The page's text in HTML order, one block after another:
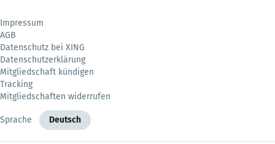
Impressum
AGB
Datenschutz bei XING
Datenschutzerklärung
Mitgliedschaft kündigen
Tracking
Mitgliedschaften widerrufen
Sprache Deutsch